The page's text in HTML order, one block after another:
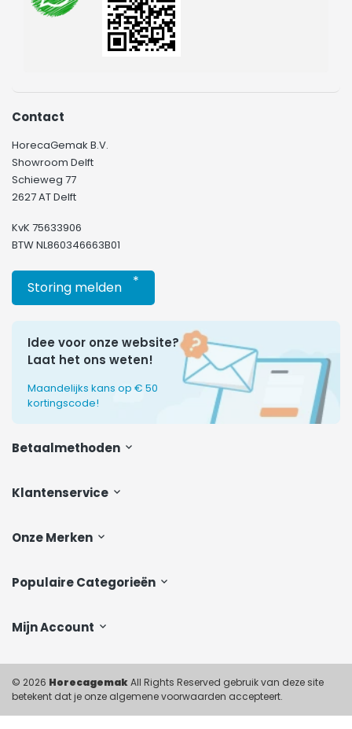
Klantenservice
Onze Merken
Populaire Categorieën
Mijn Account
Contact
HorecaGemak B.V.
Showroom Delft
Schieweg 77
2627 AT Delft
KvK 75633906
BTW NL860346663B01
Storing melden *
Idee voor onze website?
Laat het ons weten!
Maandelijks kans op € 50
kortingscode!
Betaalmethoden
© 2026 HorecagemakAll Rights Reserved gebruik van deze site
betekent dat je onze algemene voorwaarden accepteert.